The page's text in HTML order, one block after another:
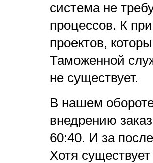
система не
процессов. К
проектов,
Таможенной
не существует.
В нашем
внедрению
60:40. И за
Хотя